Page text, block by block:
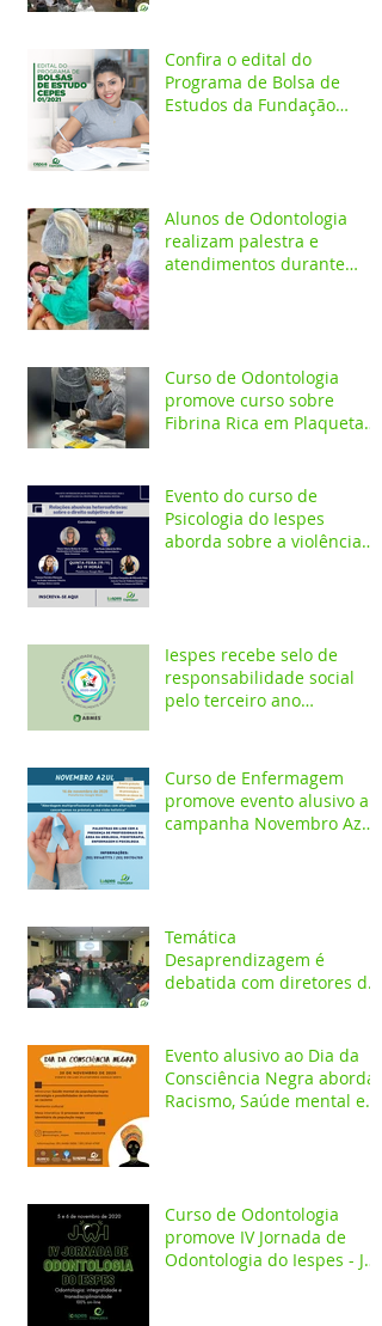
Confira o edital do
Programa de Bolsa de
Estudos da Fundação
Alunos de Odontologia
realizam palestra e
atendimentos durante
Curso de Odontologia
promove curso sobre
Fibrina Rica em Plaquetas
Evento do curso de
Psicologia do Iespes
aborda sobre a violência
Iespes recebe selo de
responsabilidade social
pelo terceiro ano
Curso de Enfermagem
promove evento alusivo a
campanha Novembro Azul
Temática
Desaprendizagem é
debatida com diretores da
Evento alusivo ao Dia da
Consciência Negra aborda
Racismo, Saúde mental e
Curso de Odontologia
promove IV Jornada de
Odontologia do Iespes - JOI